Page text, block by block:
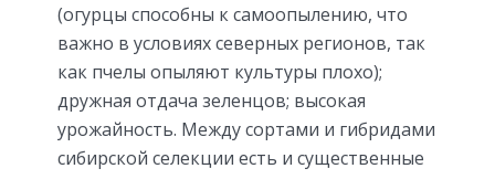
(огурцы способны к самоопылению, что
важно в условиях северных регионов, так
как пчелы опыляют культуры плохо);
дружная отдача зеленцов; высокая
урожайность. Между сортами и гибридами
сибирской селекции есть и существенные